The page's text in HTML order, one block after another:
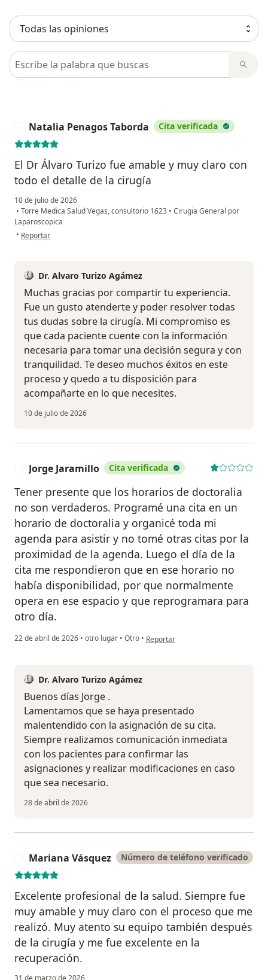
Busca en opiniones
Natalia Penagos Taborda Cita verificada
El Dr Álvaro Turizo fue amable y muy claro con
todo el detalle de la cirugía
10 de julio de 2026
• Torre Medica Salud Vegas, consultorio 1623 • Cirugia General por
Laparoscopica
• en opinión del usuario Natalia Penagos Taborda
Reportar
Dr. Alvaro Turizo Agámez
Muchas gracias por compartir tu experiencia.
Fue un gusto atenderte y poder resolver todas
tus dudas sobre la cirugía. Mi compromiso es
que cada paciente cuente con la información
necesaria para tomar una decisión segura y con
tranquilidad. Te deseo muchos éxitos en este
proceso y quedo a tu disposición para
acompañarte en lo que necesites.
10 de julio de 2026
Jorge Jaramillo Cita verificada
Tener presente que los horarios de doctoralia
no son verdaderos. Programé una cita en un
horario de doctoralia y organicé toda mi
agenda para asistir y no tomé otras citas por la
proximidad de la agenda. Luego el día de la
cita me respondieron que en ese horario no
había disponibilidad, por que normalmente
opera en ese espacio y que reprogramara para
otro día.
22 de abril de 2026 • otro lugar • Otro • en opinión del usuario Jorge
Reportar
Dr. Alvaro Turizo Agámez
Buenos días Jorge .
Lamentamos que se haya presentado
malentendido con la asignación de su cita.
Siempre realizamos comunicación inmediata
con los pacientes para confirmar las
asignaciones y realizar modificaciones en caso
que sea necesario.
28 de abril de 2026
Mariana Vásquez Número de teléfono verificado
Excelente profesional de la salud. Siempre fue
muy amable y muy claro con el proceso que me
realizó. Muy atento su equipo también después
de la cirugía y me fue excelente en la
recuperación.
31 de marzo de 2026